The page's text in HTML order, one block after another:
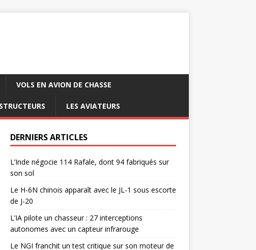
VOLS EN AVION DE CHASSE
LES AVIATEURS
DERNIERS ARTICLES
L’Inde négocie 114 Rafale, dont 94 fabriqués sur
son sol
Le H-6N chinois apparaît avec le JL-1 sous escorte
de J-20
L’IA pilote un chasseur : 27 interceptions
autonomes avec un capteur infrarouge
Le NGI franchit un test critique sur son moteur de